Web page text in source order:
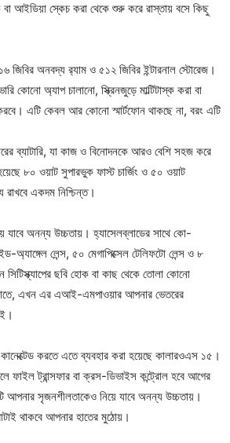
বা আইডিয়া স্কেচ করা থেকে শুরু করে রাস্তায় বসে কিছু
জিবির অনবদ্য র‍্যাম ও ৫১২ জিবির ইন্টারনাল স্টোরেজ।
কোনো অ্যাপ চালানো, স্ক্রিনজুড়ে মাল্টিটাস্ক করা বা
এটি কেবল আর কোনো স্মার্টফোন থাকছে না, বরং এটি
ব্যাটারি, যা কাজ ও বিনোদনকে আরও বেশি সহজ করে
৮০ ওয়াট সুপারভুক ফাস্ট চার্জিং ও ৫০ ওয়াট
রাখবে একদম নিশ্চিন্ত।
যাবে অনন্য উচ্চতায়। হ্যাসেলব্লাডের সাথে কো-
লেন্স, ৫০ মেগাপিক্সেল টেলিফটো লেন্স ও ৮
ছবি হোক বা কাছ থেকে তোলা কোনো
এখন এর এআই-এমপাওয়ার আপনার ভেতরের
করতে এতে ব্যবহার করা হয়েছে কালারওএস ১৫।
ফাইল ট্রান্সফার বা ক্রস-ডিভাইস কন্ট্রোল হবে আগের
আপনার সৃজনশীলতাকেও নিয়ে যাবে অনন্য উচ্চতায়।
থাকবে আপনার হাতের মুঠোয়।